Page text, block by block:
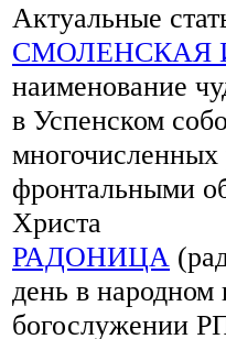
Актуальные
СМОЛЕНСКАЯ
наименование
в Успенском
фронтальными
Христа
РАДОНИЦА
день в народном
богослужении